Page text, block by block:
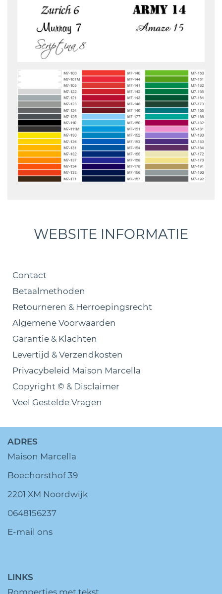
WEBSITE INFORMATIE
Contact
Betaalmethoden
Retourneren & Herroepingsrecht
Algemene Voorwaarden
Garantie & Klachten
Levertijd & Verzendkosten
Privacybeleid Maison Marcella
Copyright © & Disclaimer
Veel Gestelde Vragen
ADRES
Maison Marcella
Boechorsthof 39
2201 XM Noordwijk
0648156237
E-mail ons
LINKS